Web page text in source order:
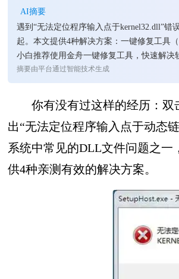
AI摘要
遇到“无法定位程序输入点于kernel32.dll”错
起。本文提供4种解决方案：一键修复工具
小白推荐使用金舟一键修复工具，快速解决
摘要由平台通过智能技术生成
你有没有过这样的经历：
出“无法定位程序输入点于动态
系统中常见的DLL文件问题之
供4种亲测有效的解决方案。